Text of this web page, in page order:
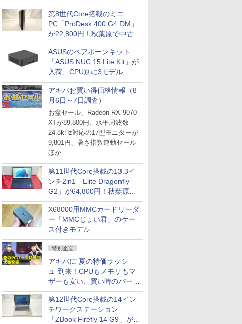
第8世代Core搭載のミニ
PC「ProDesk 400 G4 DM」
が22,800円！秋葉原で中古
PCセール
ASUSのベアボーンキット
「ASUS NUC 15 Lite Kit」が
入荷、CPU別に3モデル
アキバお買い得価格情報（8
月6日～7日調査）
お盆セール、Radeon RX 9070
XTが89,800円、水平周波数
24.8kHz対応の17型モニターが
9,801円、暑さ指数連動セール
ほか
第11世代Core搭載の13.3イ
ンチ2in1「Elite Dragonfly
G2」が64,800円！秋葉原で
中古PCセール
X68000用MMCカードリーダ
ー「MMCじょい君」のケー
ス付きモデル
特別企画
アキバに“夏の特価ラッシ
ュ”到来！CPUもメモリもマ
ザーも安い、買い時のパーツ
は？【8月7日(金)22時配信】
第12世代Core搭載の14イン
チワークステーション
「ZBook Firefly 14 G9」が